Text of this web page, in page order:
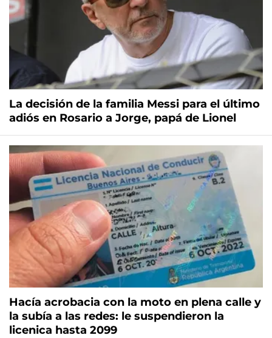
La decisión de la familia Messi para el último
adiós en Rosario a Jorge, papá de Lionel
Hacía acrobacia con la moto en plena calle y
la subía a las redes: le suspendieron la
licenica hasta 2099